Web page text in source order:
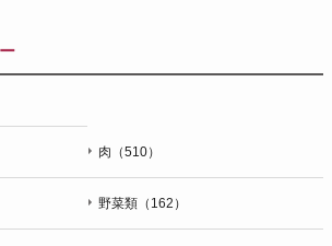
肉（510）
野菜類（162）